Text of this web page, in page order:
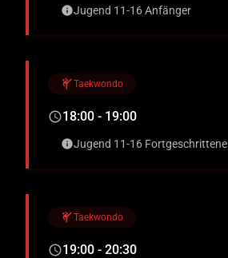
infoJugend 11-16 Anfänger
sports_martial_artsTaekwondo
schedule18:00 - 19:00
infoJugend 11-16 Fortgeschrittene
sports_martial_artsTaekwondo
schedule19:00 - 20:30